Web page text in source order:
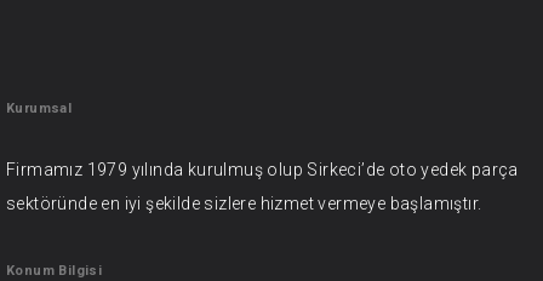
Kurumsal
Firmamız 1979 yılında kurulmuş olup Sirkeci’de oto yedek parça
sektöründe en iyi şekilde sizlere hizmet vermeye başlamıştır.
Konum Bilgisi